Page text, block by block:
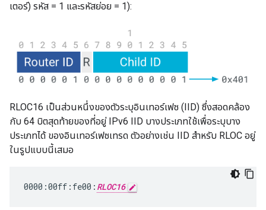
เตอร์) รหัส = 1 และรหัสย่อย = 1):
RLOC16 เป็นส่วนหนึ่งของตัวระบุอินเทอร์เฟซ (IID) ซึ่งสอดคล้อง
กับ 64 บิตสุดท้ายของที่อยู่ IPv6 IID บางประเภทใช้เพื่อระบุบาง
ประเภทได้ ของอินเทอร์เฟซเทรด ตัวอย่างเช่น IID สำหรับ RLOC อยู่
ในรูปแบบนี้เสมอ
0000:00ff:fe00: RLOC16